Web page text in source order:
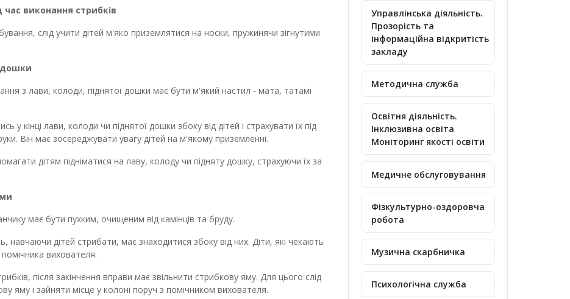
виконання стрибків
слід учити дітей м'яко приземлятися на носки, пружинячи зігнутими
дошки
з лави, колоди, піднятої дошки має бути м'який настил - мата, татамі
у кінці лави, колоди чи піднятої дошки збоку від дітей і страхувати їх під
Він має зосереджувати увагу дітей на м'якому приземленні.
дітям підніматися на лаву, колоду чи підняту дошку, страхуючи їх за
має бути пухким, очищеним від камінців та бруду.
навчаючи дітей стрибати, має знаходитися збоку від них. Діти, які чекають
вихователя.
після закінчення вправи має звільнити стрибкову яму. Для цього слід
яму і зайняти місце у колоні поруч з помічником вихователя.
Управлінська діяльність.
Прозорість та
інформаційна відкритість
закладу
Методична служба
Освітня діяльність.
Інклюзивна освіта
Моніторинг якості освіти
Медичне обслуговування
Фізкультурно-оздоровча
робота
Музична скарбничка
Психологічна служба